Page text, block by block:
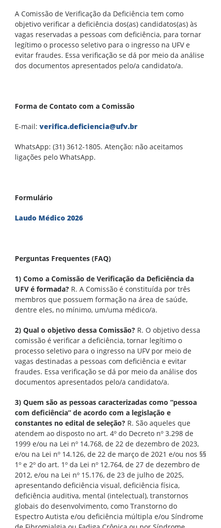
A Comissão de Verificação da Deficiência tem como
objetivo verificar a deficiência dos(as) candidatos(as) às
vagas reservadas a pessoas com deficiência, para tornar
legítimo o processo seletivo para o ingresso na UFV e
evitar fraudes. Essa verificação se dá por meio da análise
dos documentos apresentados pelo/a candidato/a.
Forma de Contato com a Comissão
E-mail: verifica.deficiencia@ufv.br
WhatsApp: (31) 3612-1805. Atenção: não aceitamos
ligações pelo WhatsApp.
Formulário
Laudo Médico 2026
Perguntas Frequentes (FAQ)
1) Como a Comissão de Verificação da Deficiência da
UFV é formada? R. A Comissão é constituída por três
membros que possuem formação na área de saúde,
dentre eles, no mínimo, um/uma médico/a.
2) Qual o objetivo dessa Comissão? R. O objetivo dessa
comissão é verificar a deficiência, tornar legítimo o
processo seletivo para o ingresso na UFV por meio de
vagas destinadas a pessoas com deficiência e evitar
fraudes. Essa verificação se dá por meio da análise dos
documentos apresentados pelo/a candidato/a.
3) Quem são as pessoas caracterizadas como “pessoa
com deficiência” de acordo com a legislação e
constantes no edital de seleção? R. São aqueles que
atendem ao disposto no art. 4º do Decreto nº 3.298 de
1999 e/ou na Lei nº 14.768, de 22 de dezembro de 2023,
e/ou na Lei nº 14.126, de 22 de março de 2021 e/ou nos §§
1º e 2º do art. 1º da Lei nº 12.764, de 27 de dezembro de
2012, e/ou na Lei nº 15.176, de 23 de julho de 2025,
apresentando deficiência visual, deficiência física,
deficiência auditiva, mental (intelectual), transtornos
globais do desenvolvimento, como Transtorno do
Espectro Autista e/ou deficiência múltipla e/ou Síndrome